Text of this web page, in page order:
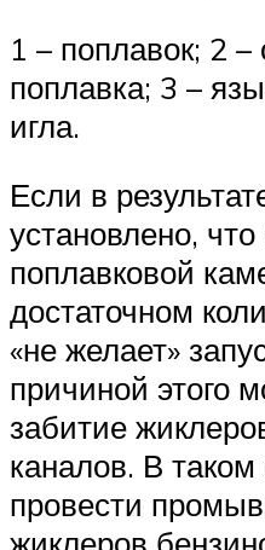
1 – поплавок; 2 –
поплавка; 3 –
игла.
Если в
установлено,
поплавковой
достаточном
«не желает»
причиной этого
забитие
каналов. В
провести